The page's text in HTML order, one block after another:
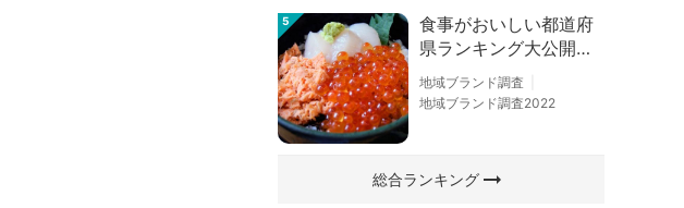
5
食事がおいしい都道府
県ランキング大公開！
１位は北海道、３位は
大阪府、２位は〇〇
地域ブランド調査
地域ブランド調査2022
総合ランキングarrow_right_alt